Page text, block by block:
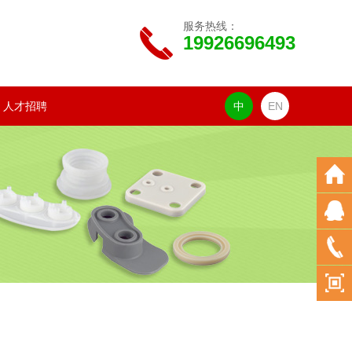
服务热线：
19926696493
人才招聘 中 EN